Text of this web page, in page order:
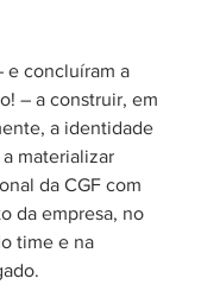
e concluíram a
– a construir, em
a identidade
materializar
da CGF com
da empresa, no
time e na